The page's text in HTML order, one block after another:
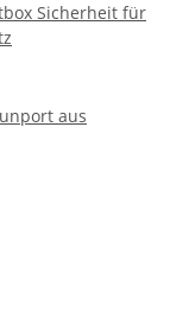
Sicherheit für